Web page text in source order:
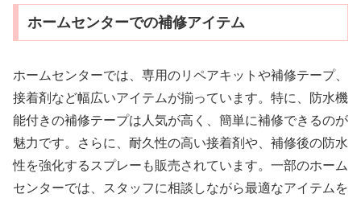
ホームセンターでの補修アイテム
ホームセンターでは、専用のリペアキットや補修テープ、
接着剤など幅広いアイテムが揃っています。特に、防水機
能付きの補修テープは人気が高く、簡単に補修できるのが
魅力です。さらに、耐久性の高い接着剤や、補修後の防水
性を強化するスプレーも販売されています。一部のホーム
センターでは、スタッフに相談しながら最適なアイテムを